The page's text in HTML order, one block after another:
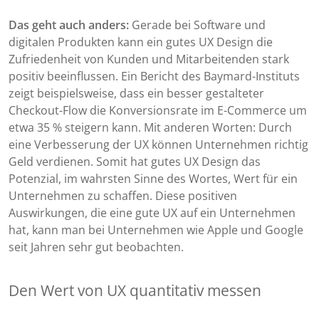
Das geht auch anders: Gerade bei Software und
digitalen Produkten kann ein gutes UX Design die
Zufriedenheit von Kunden und Mitarbeitenden stark
positiv beeinflussen. Ein Bericht des Baymard-Instituts
zeigt beispielsweise, dass ein besser gestalteter
Checkout-Flow die Konversionsrate im E-Commerce um
etwa 35 % steigern kann. Mit anderen Worten: Durch
eine Verbesserung der UX können Unternehmen richtig
Geld verdienen. Somit hat gutes UX Design das
Potenzial, im wahrsten Sinne des Wortes, Wert für ein
Unternehmen zu schaffen. Diese positiven
Auswirkungen, die eine gute UX auf ein Unternehmen
hat, kann man bei Unternehmen wie Apple und Google
seit Jahren sehr gut beobachten.
Den Wert von UX quantitativ messen